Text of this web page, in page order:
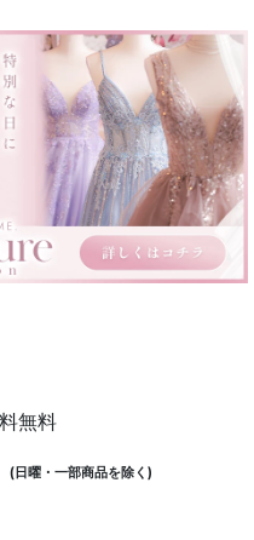
無料
(日曜・一部商品を除く)